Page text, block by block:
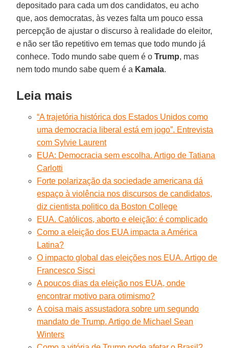
depositado para cada um dos candidatos, eu acho
que, aos democratas, às vezes falta um pouco essa
percepção de ajustar o discurso à realidade do eleitor,
e não ser tão repetitivo em temas que todo mundo já
conhece. Todo mundo sabe quem é oTrump, mas
nem todo mundo sabe quem é a Kamala.
Leia mais
“A trajetória histórica dos Estados Unidos como
uma democracia liberal está em jogo”. Entrevista
com Sylvie Laurent
EUA: Democracia sem escolha. Artigo de Tatiana
Carlotti
Forte polarização da sociedade americana dá
espaço à violência nos discursos de candidatos,
diz cientista politico da Boston College
EUA. Católicos, aborto e eleição: é complicado
Como a eleição dos EUA impacta a América
Latina?
O impacto global das eleições nos EUA. Artigo de
Francesco Sisci
A poucos dias da eleição nos EUA, onde
encontrar motivo para otimismo?
A coisa mais assustadora sobre um segundo
mandato de Trump. Artigo de Michael Sean
Winters